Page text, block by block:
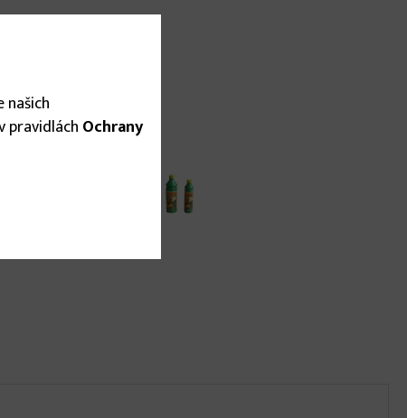
našich
pravidláchOchrany